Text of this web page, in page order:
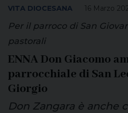
16 Marzo
VITA DIOCESANA
Per il parroco di San
pastorali
ENNA Don Giacomo
parrocchiale di San
Giorgio
Don Zangara è anche